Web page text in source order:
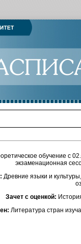
обучение с
экзаменационная
Древние языки и
Зачет с оценкой:
Литература стран